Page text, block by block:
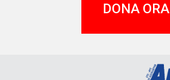
DONA ORA